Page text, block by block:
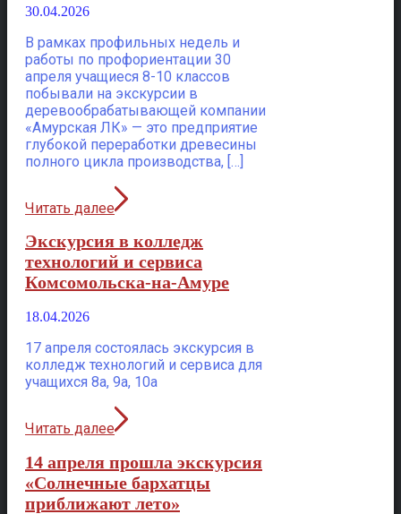
30.04.2026
В рамках профильных недель и
работы по профориентации 30
апреля учащиеся 8-10 классов
побывали на экскурсии в
деревообрабатывающей компании
«Амурская ЛК» — это предприятие
глубокой переработки древесины
полного цикла производства, […]
Читать далее
Экскурсия в колледж
технологий и сервиса
Комсомольска-на-Амуре
18.04.2026
17 апреля состоялась экскурсия в
колледж технологий и сервиса для
учащихся 8а, 9а, 10а
Читать далее
14 апреля прошла экскурсия
«Солнечные бархатцы
приближают лето»